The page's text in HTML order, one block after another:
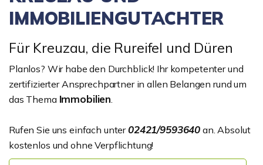
IMMOBILIENGUTACHTER
Für Kreuzau, die Rureifel und Düren
Planlos? Wir habe den Durchblick! Ihr kompetenter und
zertifizierter Ansprechpartner in allen Belangen rund um
das Thema Immobilien.
Rufen Sie uns einfach unter02421/9593640 an. Absolut
kostenlos und ohne Verpflichtung!